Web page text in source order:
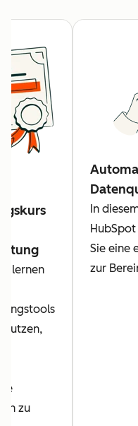
lernen
nutzen,
zu
In
Sie eine
zur